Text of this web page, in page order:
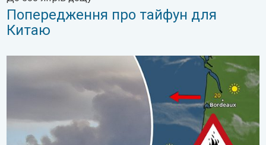
Попередження про тайфун для
Китаю
Лісові пожежі виходять з-під контролю. Іспанія та